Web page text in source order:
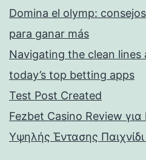
Domina el olymp:
para ganar más
Navigating the clean lines
today’s top betting apps
Test Post Created
Fezbet Casino Review
Υψηλής Έντασης